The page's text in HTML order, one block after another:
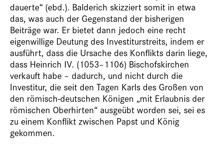
dauerte“ (ebd.). Balderich skizziert somit in etwa
das, was auch der Gegenstand der bisherigen
Beiträge war. Er bietet dann jedoch eine recht
eigenwillige Deutung des Investiturstreits, indem er
ausführt, dass die Ursache des Konflikts darin liege,
dass Heinrich IV. (1053–1106) Bischofskirchen
verkauft habe – dadurch, und nicht durch die
Investitur, die seit den Tagen Karls des Großen von
den römisch-deutschen Königen „mit Erlaubnis der
römischen Oberhirten“ ausgeübt worden sei, sei es
zu einem Konflikt zwischen Papst und König
gekommen.